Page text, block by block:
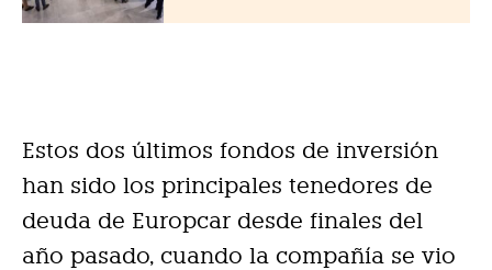
Estos dos últimos fondos de inversión
han sido los principales tenedores de
deuda de Europcar desde finales del
año pasado, cuando la compañía se vio